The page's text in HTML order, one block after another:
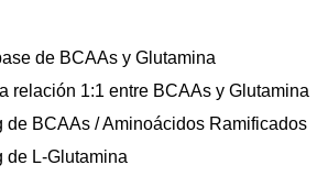
de BCAAs y Glutamina
relación 1:1 entre BCAAs y Glutamina
de BCAAs / Aminoácidos Ramificados
de L-Glutamina